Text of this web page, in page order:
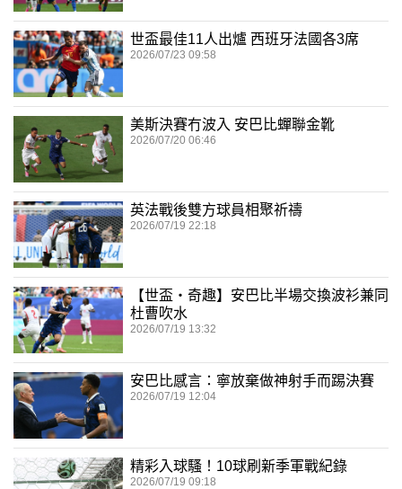
世盃最佳11人出爐 西班牙法國各3席
2026/07/23 09:58
美斯決賽冇波入 安巴比蟬聯金靴
2026/07/20 06:46
英法戰後雙方球員相聚祈禱
2026/07/19 22:18
【世盃‧奇趣】安巴比半場交換波衫兼同
杜曹吹水
2026/07/19 13:32
安巴比感言：寧放棄做神射手而踢決賽
2026/07/19 12:04
精彩入球騷！10球刷新季軍戰紀錄
2026/07/19 09:18